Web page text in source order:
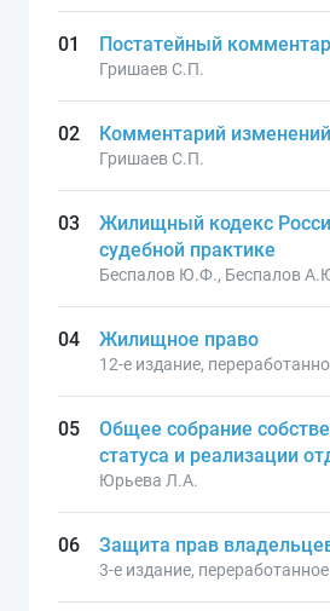
Постатейный
Гришаев С.П.
Комментарий
Гришаев С.П.
Жилищный кодекс
судебной практике
Беспалов Ю.Ф., Беспалов
Жилищное право
12-е издание,
Общее собрание
статуса и реализации
Юрьева Л.А.
Защита прав
3-е издание,